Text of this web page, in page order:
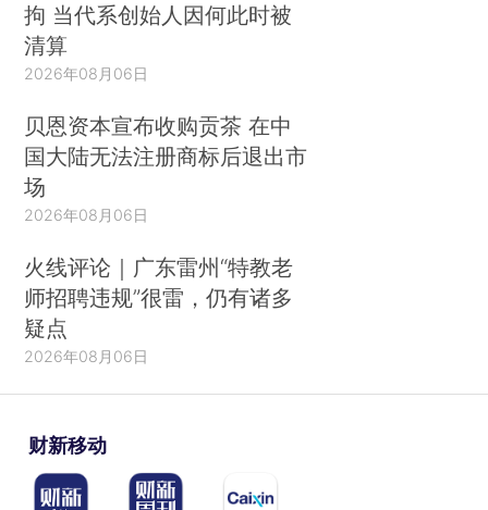
拘 当代系创始人因何此时被
清算
2026年08月06日
贝恩资本宣布收购贡茶 在中
国大陆无法注册商标后退出市
场
2026年08月06日
火线评论｜广东雷州“特教老
师招聘违规”很雷，仍有诸多
疑点
2026年08月06日
财新移动